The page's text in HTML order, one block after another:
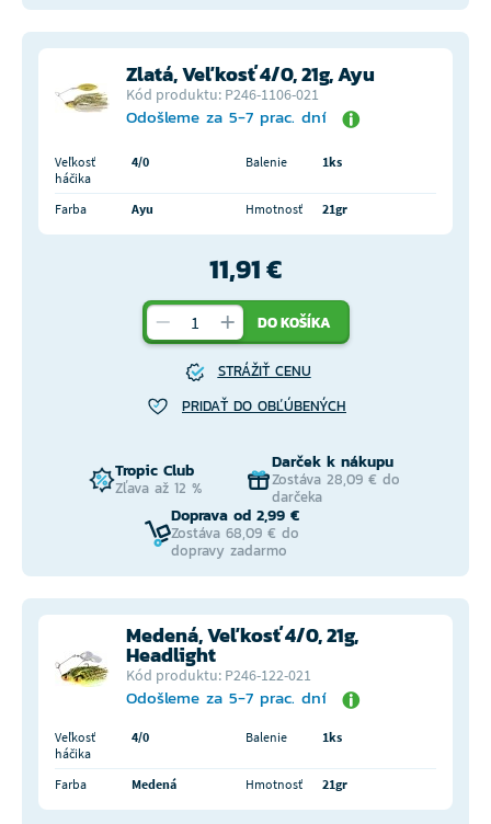
Zlatá, Veľkosť 4/0, 21g, Ayu
Kód produktu: P246-1106-021
Odošleme za 5-7 prac. dní
Veľkosť
háčika
4/0 Balenie 1ks
Farba Ayu Hmotnosť 21gr
11,91 €
DO KOŠÍKA
STRÁŽIŤ CENU
PRIDAŤ DO OBĽÚBENÝCH
Tropic Club
Zľava až 12 %
Darček k nákupu
Zostáva 28,09 € do
darčeka
Doprava od 2,99 €
Zostáva 68,09 € do
dopravy zadarmo
Medená, Veľkosť 4/0, 21g,
Headlight
Kód produktu: P246-122-021
Odošleme za 5-7 prac. dní
Veľkosť
háčika
4/0 Balenie 1ks
Farba Medená Hmotnosť 21gr